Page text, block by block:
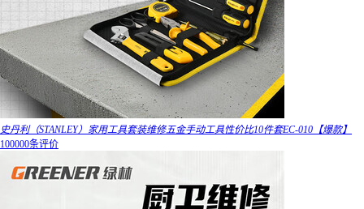
史丹利（STANLEY）家用工具套装维修五金手动工具性价比10件套EC-010【爆款】
100000条评价